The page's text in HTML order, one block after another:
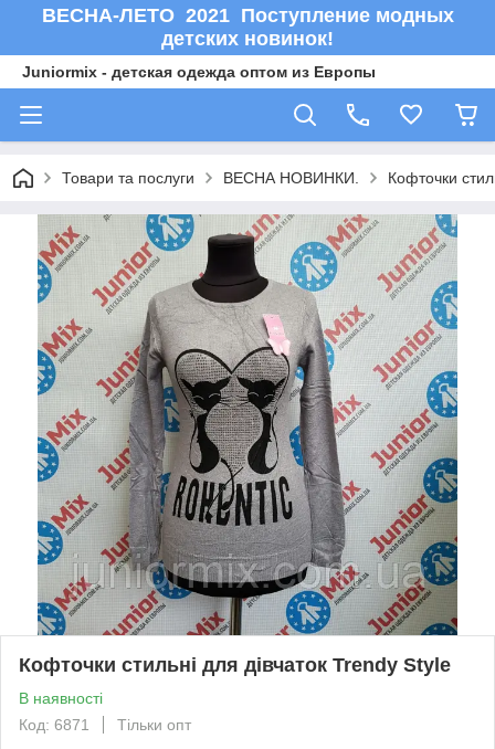
ВЕСНА-ЛЕТО 2021 Поступление модных
детских новинок!
Juniormix - детская одежда оптом из Европы
Товари та послуги ВЕСНА НОВИНКИ. Кофточки
Кофточки стильні для дівчаток Trendy Style
В наявності
Код: 6871
Тільки опт